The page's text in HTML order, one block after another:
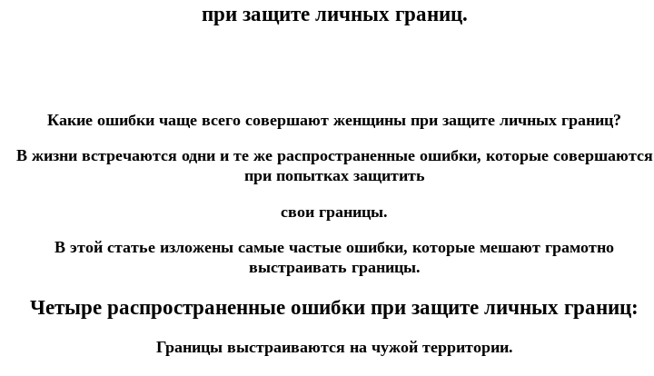
при защите личных границ.
Какие ошибки чаще всего совершают женщины при защите личных границ?
В жизни встречаются одни и те же распространенные ошибки, которые совершаются
при попытках защитить
свои границы.
В этой статье изложены самые частые ошибки, которые мешают грамотно
выстраивать границы.
Четыре распространенные ошибки при защите личных границ:
Границы выстраиваются на чужой территории.